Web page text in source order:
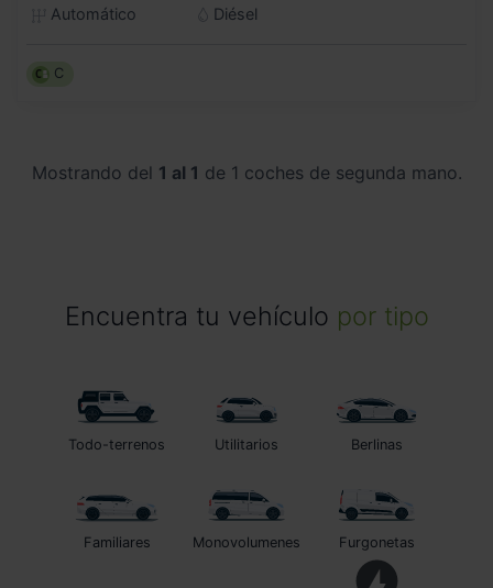
Automático
Diésel
C
Mostrando del 1 al 1 de 1 coches de segunda mano.
Encuentra tu vehículo por tipo
Todo-terrenos Utilitarios Berlinas
Familiares Monovolumenes Furgonetas